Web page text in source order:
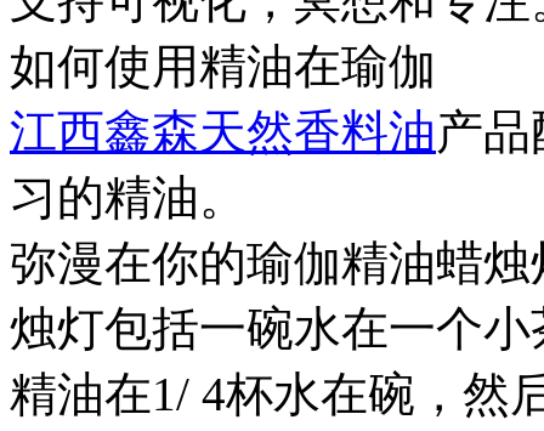
如何使用精油在瑜伽
江西鑫森天然香料油产
习的精油。
弥漫在你的瑜伽精油蜡
烛灯包括一碗水在一个
精油在1/ 4杯水在碗，然